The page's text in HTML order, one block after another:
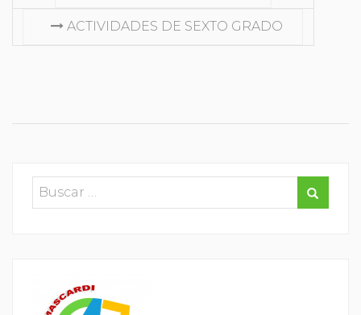
LEYENDOACTIVIDADES DE SEXTO GRADO